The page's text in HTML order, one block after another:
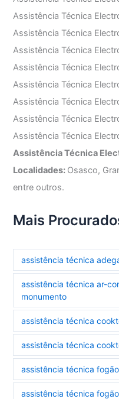
Assistência Técnica
Assistência Técnica
Assistência Técnica
Assistência Técnica
Assistência Técnica
Assistência Técnica
Assistência Técnica
Assistência Técnica
Assistência Técnica
Localidades: Osasco,
entre outros.
Mais
assistência técnica
assistência técnica ar-
monumento
assistência técnica
assistência técnica
assistência técnica
assistência técnica